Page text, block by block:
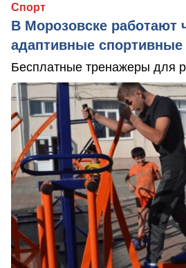
Спорт
В Морозовске работают
адаптивные
Бесплатные тренажеры для